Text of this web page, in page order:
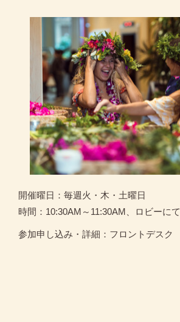
開催曜日：毎週火・木・土曜日
時間：10:30AM～11:30AM、ロビーにて
参加申し込み・詳細：フロントデスク